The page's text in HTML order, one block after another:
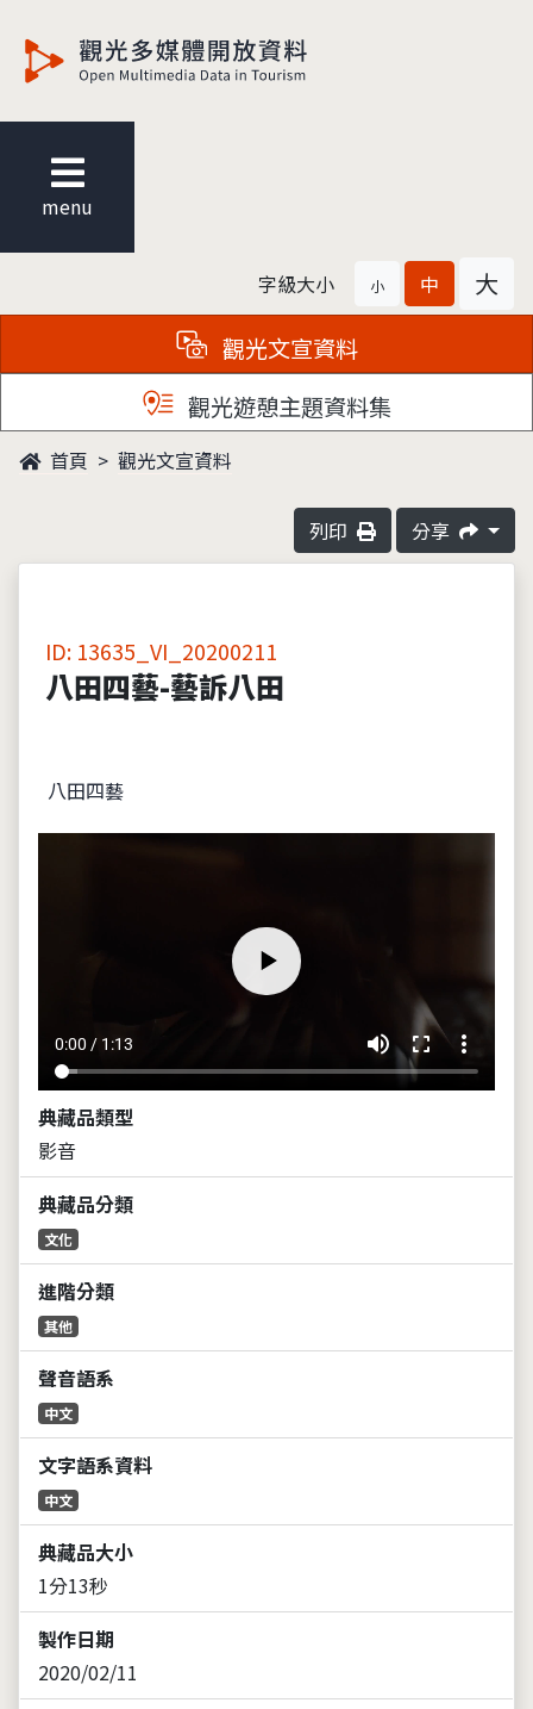
menu
字級大小 小 中 大
觀光文宣資料
觀光遊憩主題資料集
首頁 觀光文宣資料
列印 分享
ID: 13635_VI_20200211
八田四藝-藝訴八田
八田四藝
0:00 / 1:13 volume_up fullscreen more_vert
典藏品類型
影音
典藏品分類
文化
進階分類
其他
聲音語系
中文
文字語系資料
中文
典藏品大小
1分13秒
製作日期
2020/02/11